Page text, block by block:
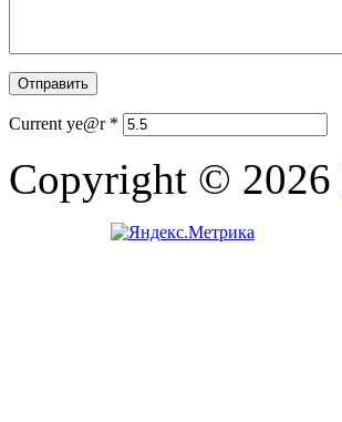
Current ye@r *
Copyright © 2026